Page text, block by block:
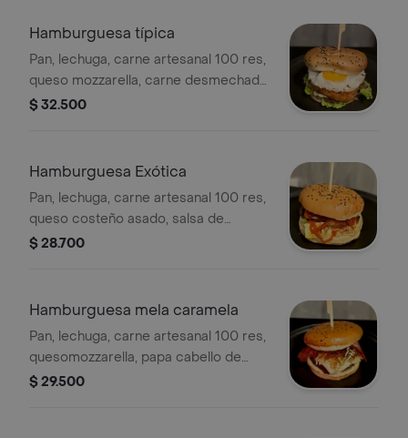
Hamburguesa típica
Pan, lechuga, carne artesanal 100 res,
queso mozzarella, carne desmechada
con hogo, huevo frito y salsa rosa de
$ 32.500
Hamburguesa Exótica
Pan, lechuga, carne artesanal 100 res,
queso costeño asado, salsa de
guayaba picante, envuelto de maíz
$ 28.700
Hamburguesa mela caramela
Pan, lechuga, carne artesanal 100 res,
quesomozzarella, papa cabello de
angel, tocineta, cebollacaramelizada
$ 29.500